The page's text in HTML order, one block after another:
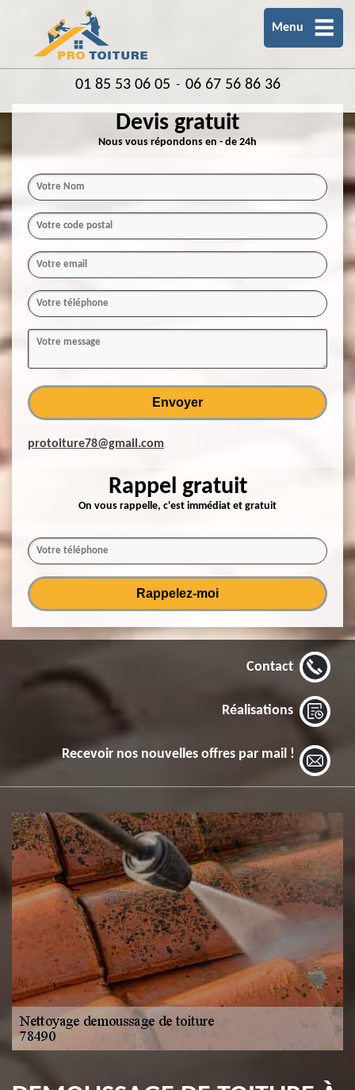
Menu
01 85 53 06 05 - 06 67 56 86 36
Devis gratuit
Nous vous répondons en - de 24h
protoiture78@gmail.com
Rappel gratuit
On vous rappelle, c'est immédiat et gratuit
Contact
Réalisations
Recevoir nos nouvelles offres par mail !